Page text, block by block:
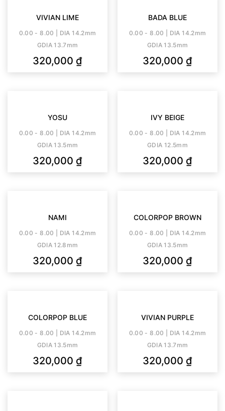
VIVIAN LIME
0.00 - 8.00 | DIA 14.2mm
GDIA 13.7mm
320,000 ₫
BADA BLUE
0.00 - 8.00 | DIA 14.2mm
GDIA 13.5mm
320,000 ₫
YOSU
0.00 - 8.00 | DIA 14.2mm
GDIA 13.5mm
320,000 ₫
IVY BEIGE
0.00 - 8.00 | DIA 14.2mm
GDIA 12.5mm
320,000 ₫
NAMI
0.00 - 8.00 | DIA 14.2mm
GDIA 12.8mm
320,000 ₫
COLORPOP BROWN
0.00 - 8.00 | DIA 14.2mm
GDIA 13.5mm
320,000 ₫
COLORPOP BLUE
0.00 - 8.00 | DIA 14.2mm
GDIA 13.5mm
320,000 ₫
VIVIAN PURPLE
0.00 - 8.00 | DIA 14.2mm
GDIA 13.7mm
320,000 ₫